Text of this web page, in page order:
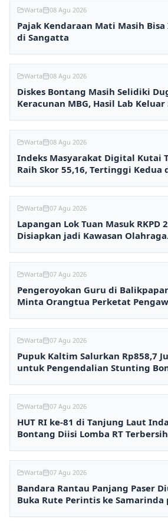
Warta 08 Agu 2026
Pajak Kendaraan Mati Masih Bisa
di Sangatta
Warta 08 Agu 2026
Diskes Bontang Masih Selidiki
Keracunan MBG, Hasil Lab Keluar
Warta 08 Agu 2026
Indeks Masyarakat Digital Kutai
Raih Skor 55,16, Tertinggi Kedua
Warta 07 Agu 2026
Lapangan Lok Tuan Masuk RKPD
Disiapkan jadi Kawasan Olahraga
Warta 07 Agu 2026
Pengeroyokan Guru di
Minta Orangtua Perketat
Warta 07 Agu 2026
Pupuk Kaltim Salurkan Rp858,7
untuk Pengendalian Stunting
Warta 07 Agu 2026
HUT RI ke-81 di Tanjung Laut
Bontang Diisi Lomba RT
Warta 07 Agu 2026
Bandara Rantau Panjang Paser
Buka Rute Perintis ke Samarinda